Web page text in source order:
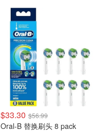
$33.30 $56.99
Oral-B 替换刷头 8 pack